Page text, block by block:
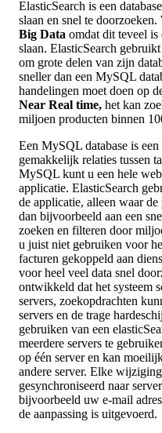
ElasticSearch is een
slaan en snel te
Big Data omdat dit teveel is
slaan. ElasticSearch
om grote delen van zijn
sneller dan een MySQL
handelingen moet doen op
Near Real time, het kan
miljoen producten binnen
Een MySQL database is
gemakkelijk relaties tussen
MySQL kunt u een hele
applicatie. ElasticSearch
de applicatie, alleen waar
dan bijvoorbeeld aan een
zoeken en filteren door
u juist niet gebruiken voor
facturen gekoppeld aan
voor heel veel data snel
ontwikkeld dat het systeem
servers, zoekopdrachten
servers en de trage
gebruiken van een
meerdere servers te
op één server en kan
andere server. Elke
gesynchroniseerd naar
bijvoorbeeld uw e-mail
de aanpassing is uitgevoerd.